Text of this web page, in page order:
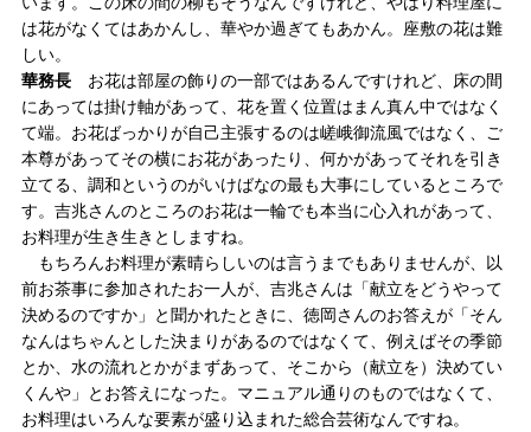
は花がなくてはあかんし、華やか過ぎてもあかん。座敷の花は難
しい。
華務長お花は部屋の飾りの一部ではあるんですけれど、床の間
にあっては掛け軸があって、花を置く位置はまん真ん中ではなく
て端。お花ばっかりが自己主張するのは嵯峨御流風ではなく、ご
本尊があってその横にお花があったり、何かがあってそれを引き
立てる、調和というのがいけばなの最も大事にしているところで
す。吉兆さんのところのお花は一輪でも本当に心入れがあって、
お料理が生き生きとしますね。
もちろんお料理が素晴らしいのは言うまでもありませんが、以
前お茶事に参加されたお一人が、吉兆さんは「献立をどうやって
決めるのですか」と聞かれたときに、徳岡さんのお答えが「そん
なんはちゃんとした決まりがあるのではなくて、例えばその季節
とか、水の流れとかがまずあって、そこから（献立を）決めてい
くんや」とお答えになった。マニュアル通りのものではなくて、
お料理はいろんな要素が盛り込まれた総合芸術なんですね。